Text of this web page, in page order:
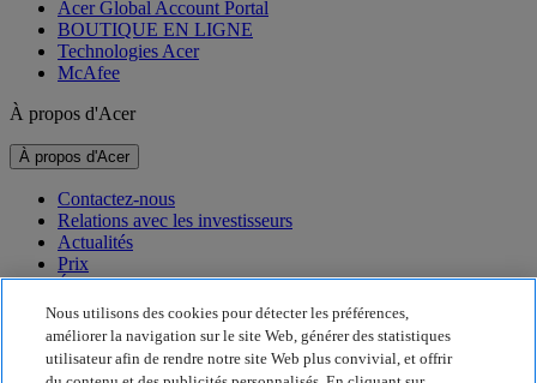
Acer Global Account Portal
BOUTIQUE EN LIGNE
Technologies Acer
McAfee
À propos d'Acer
À propos d'Acer
Contactez-nous
Relations avec les investisseurs
Actualités
Prix
Événements
Développement durable
Développement durable
Nous utilisons des cookies pour détecter les préférences,
améliorer la navigation sur le site Web, générer des statistiques
utilisateur afin de rendre notre site Web plus convivial, et offrir